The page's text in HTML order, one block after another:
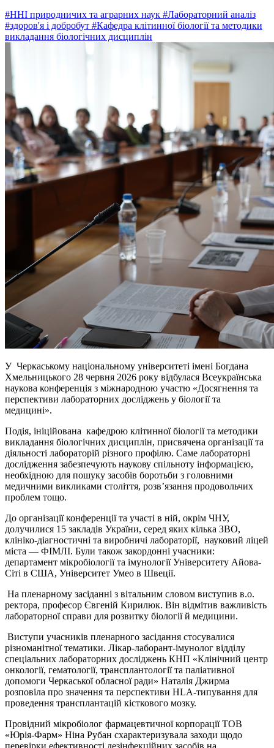
#ННІ природничих та аграрних наук #Лабораторний аналіз
#здоров'я і добробут #Кафедра клітинної біології та методики
викладання біологічних дисциплін
У Черкаському національному університеті імені Богдана
Хмельницького 28 червня 2026 року відбулася Всеукраїнська
наукова конференція з міжнародною участю «Досягнення та
перспективи лабораторних досліджень у біології та
медицині».
Подія, ініційована кафедрою клітинної біології та методики
викладання біологічних дисциплін, присвячена організації та
діяльності лабораторій різного профілю. Саме лабораторні
дослідження забезпечують наукову спільноту інформацією,
необхідною для пошуку засобів боротьби з головними
медичними викликами століття, розв’язання продовольчих
проблем тощо.
До організації конференції та участі в ній, окрім ЧНУ,
долучилися 15 закладів України, серед яких кілька ЗВО,
клініко-діагностичні та виробничі лабораторії, науковий ліцей
міста — ФІМЛІ. Були також закордонні учасники:
департамент мікробіології та імунології Університету Айова-
Сіті в США, Університет Умео в Швеції.
На пленарному засіданні з вітальним словом виступив в.о.
ректора, професор Євгеній Кирилюк. Він відмітив важливість
лабораторної справи для розвитку біології й медицини.
Виступи учасників пленарного засідання стосувалися
різноманітної тематики. Лікар-лаборант-імунолог відділу
спеціальних лабораторних досліджень КНП «Клінічний центр
онкології, гематології, трансплантології та паліативної
допомоги Черкаської обласної ради» Наталія Джирма
розповіла про значення та перспективи HLA-типування для
проведення трансплантацій кісткового мозку.
Провідний мікробіолог фармацевтичної корпорації ТОВ
«Юрія-Фарм» Ніна Рубан схарактеризувала заходи щодо
перевірки ефективності дезінфекційних засобів на